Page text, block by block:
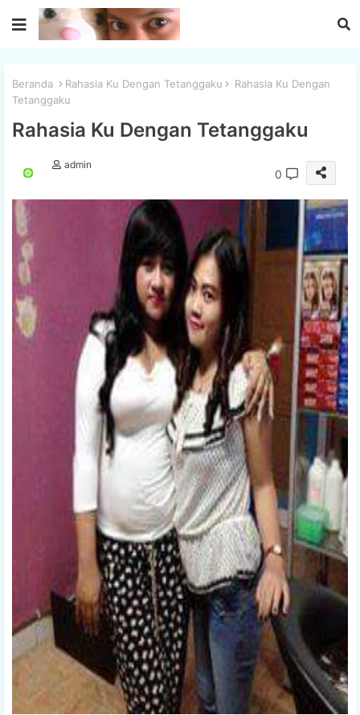
Beranda Rahasia Ku Dengan Tetanggaku
Rahasia Ku Dengan
Tetanggaku
Rahasia Ku Dengan Tetanggaku
admin
0